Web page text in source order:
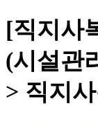
[직지사
(시설관
> 직지